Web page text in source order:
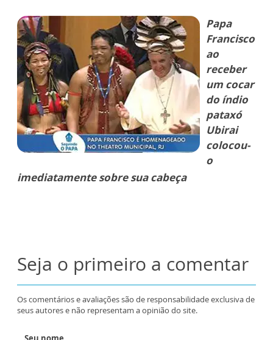
Papa
Francisco
ao
receber
um cocar
do índio
pataxó
Ubirai
colocou-
o
imediatamente sobre sua cabeça
Seja o primeiro a comentar
Os comentários e avaliações são de responsabilidade exclusiva de
seus autores e não representam a opinião do site.